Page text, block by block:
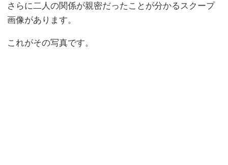
さらに二人の関係が親密だったことが分かるスクープ
画像があります。
これがその写真です。